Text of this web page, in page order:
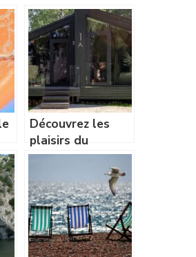
Découvrez les
plaisirs du
camping familial